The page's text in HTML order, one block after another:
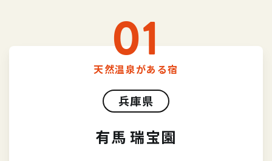
01
天然温泉がある宿
兵庫県
有馬 瑞宝園